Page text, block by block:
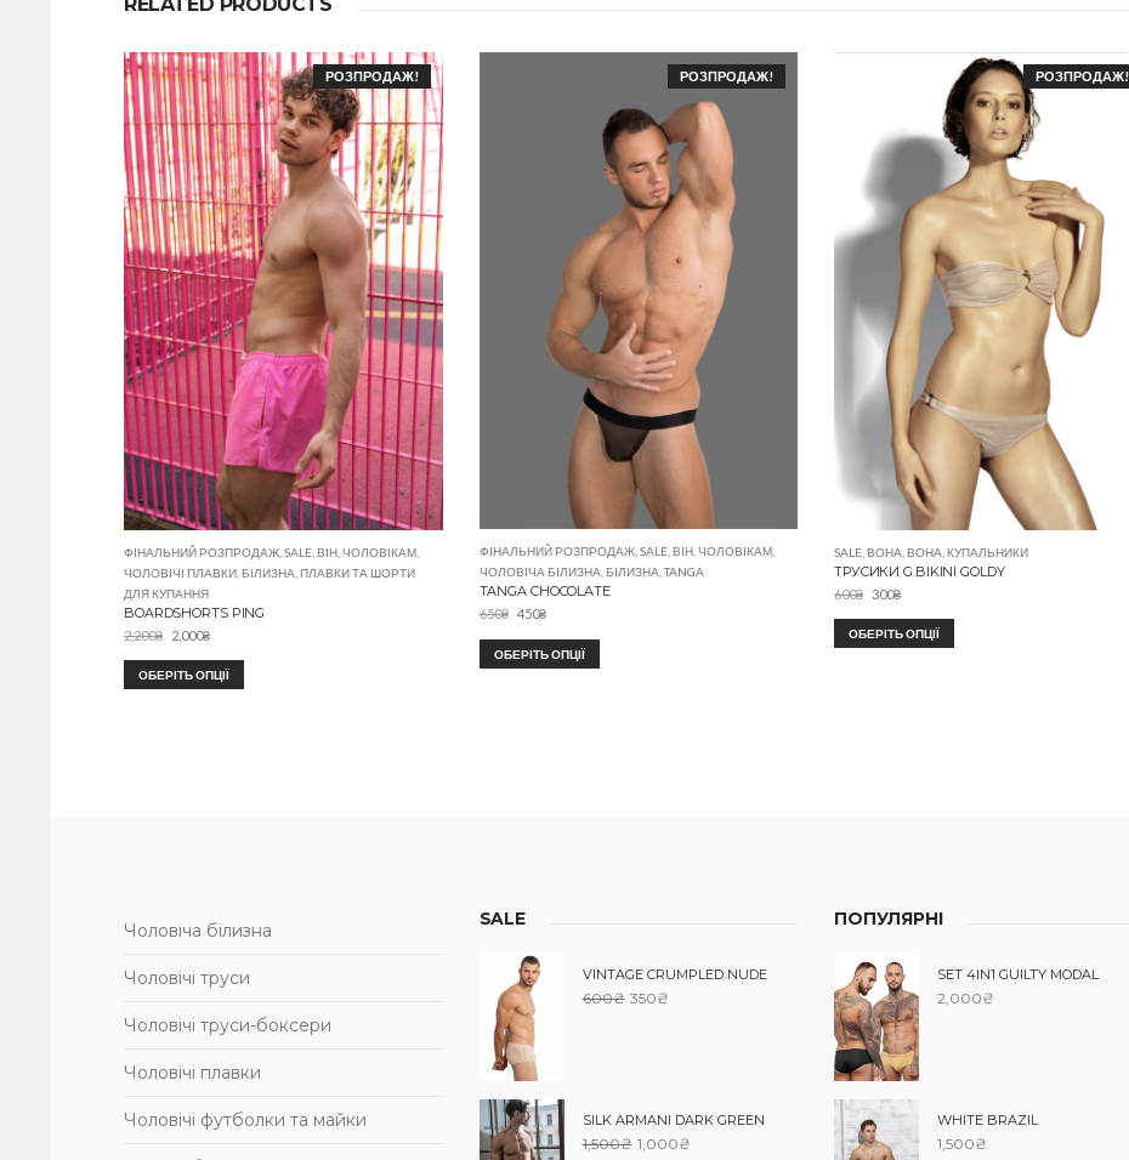
РОЗПРОДАЖ!
ФІНАЛЬНИЙ РОЗПРОДАЖ SALE ВІН ЧОЛОВІКАМ
ЧОЛОВІЧІ ПЛАВКИ БІЛИЗНА ПЛАВКИ ТА ШОРТИ
ДЛЯ КУПАННЯ
BOARDSHORTS PING
2,200₴ 2,000₴
ОБЕРІТЬ ОПЦІЇ
РОЗПРОДАЖ!
ФІНАЛЬНИЙ РОЗПРОДАЖ,SALE,ВІН,ЧОЛОВІКАМ,
ЧОЛОВІЧА БІЛИЗНА,БІЛИЗНА,TANGA
TANGA CHOCOLATE
650₴ 450₴
ОБЕРІТЬ ОПЦІЇ
РОЗПРОДАЖ!
SALE ВОНА ВОНА КУПАЛЬНИКИ
ТРУСИКИ G.BIKINI GOLDY
600₴ 300₴
ОБЕРІТЬ ОПЦІЇ
Чоловіча білизна
Чоловічі труси
Чоловічі труси-боксери
Чоловічі плавки
Чоловічі футболки та майки
SALE
VINTAGE CRUMPLED NUDE
600₴ 350₴
SILK ARMANI DARK GREEN
1,500₴ 1,000₴
ПОПУЛЯРНІ
SET 4IN1 GUILTY MODAL
2,000₴
WHITE BRAZIL
1,500₴